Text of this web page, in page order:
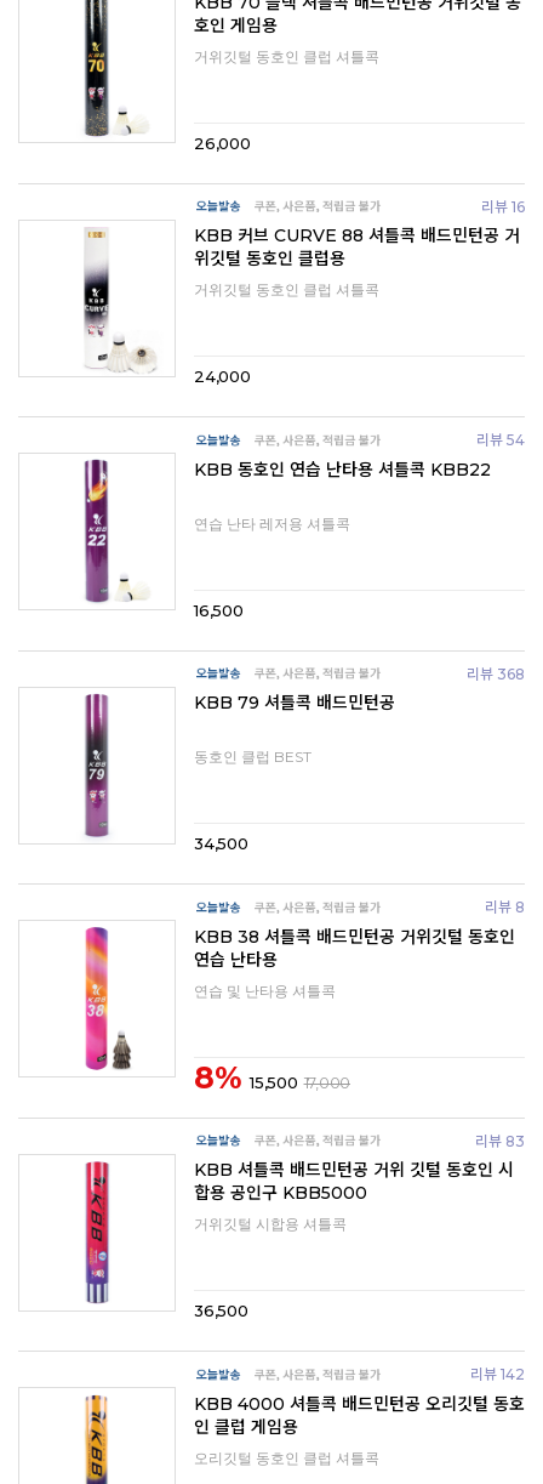
호인 게임용
거위깃털 동호인 클럽 셔틀콕
26,000
리뷰 16
KBB 커브 CURVE 88 셔틀콕 배드민턴공 거
위깃털 동호인 클럽용
거위깃털 동호인 클럽 셔틀콕
24,000
리뷰 54
KBB 동호인 연습 난타용 셔틀콕 KBB22
연습 난타 레저용 셔틀콕
16,500
리뷰 368
KBB 79 셔틀콕 배드민턴공
동호인 클럽 BEST
34,500
리뷰 8
KBB 38 셔틀콕 배드민턴공 거위깃털 동호인
연습 난타용
연습 및 난타용 셔틀콕
8% 15,500 17,000
리뷰 83
KBB 셔틀콕 배드민턴공 거위 깃털 동호인 시
합용 공인구 KBB5000
거위깃털 시합용 셔틀콕
36,500
리뷰 142
KBB 4000 셔틀콕 배드민턴공 오리깃털 동호
인 클럽 게임용
오리깃털 동호인 클럽 셔틀콕